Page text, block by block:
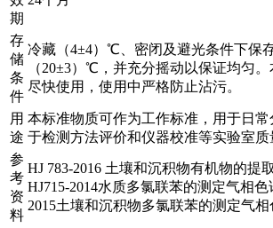
期
存
储
条
件
冷藏（4±4）℃、密闭及避光条件下保
（20±3）℃，并充分摇动以保证均匀
尽快使用，使用中严格防止沾污。
用
途
本标准物质可作为工作标准，用于日
于检测方法评价和仪器校准等实验室质
参
考
资
料
HJ 783-2016 土壤和沉积物有机物的提
HJ715-2014水质多氯联苯的测定气相色
2015土壤和沉积物多氯联苯的测定气